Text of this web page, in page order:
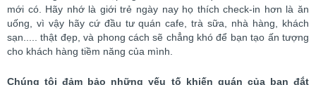
mới có. Hãy nhớ là giới trẻ ngày nay họ thích check-in hơn là ăn
uống, vì vậy hãy cứ đầu tư quán cafe, trà sữa, nhà hàng, khách
sạn..... thật đẹp, và phong cách sẽ chẳng khó để bạn tạo ấn tượng
cho khách hàng tiềm năng của mình.
Chúng tôi đảm bảo những yếu tố khiến quán của bạn đắt